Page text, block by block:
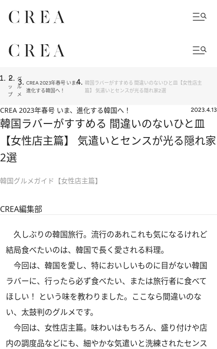
ト
ッ
プ
グ
ル
メ
CREA 2023年春号 いま、
進化する韓国へ！
韓国ラバーがすすめる 間違いのないひと皿【女性店主
篇】 気遣いとセンスが光る隠れ家2選
CREA 2023年春号 いま、進化する韓国へ！ 2023.4.13
韓国ラバーがすすめる 間違いのないひと皿
【女性店主篇】 気遣いとセンスが光る隠れ家
2選
韓国グルメガイド【女性店主篇】
CREA編集部
久しぶりの韓国旅行。流行のあれこれも気になるけれど
結局食べたいのは、韓国で長く愛される料理。
今回は、韓国を愛し、特においしいものに目がない韓国
ラバーに、行ったら必ず食べたい、または旅行者に食べて
ほしい！ という味を教わりました。ここなら間違いのな
い、太鼓判のグルメです。
今回は、女性店主篇。味わいはもちろん、盛り付けや店
内の調度品などにも、細やかな気遣いと洗練されたセンス